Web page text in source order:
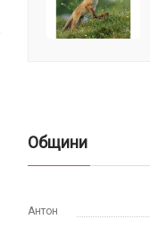
Общини
Антон